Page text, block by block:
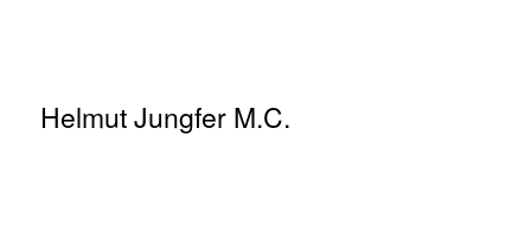
Helmut Jungfer M.C.